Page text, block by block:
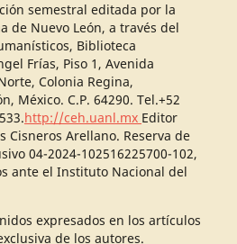
semestral editada por la
de Nuevo León, a través del
Biblioteca
Frías, Piso 1, Avenida
Colonia Regina,
México. C.P. 64290. Tel.+52
http://ceh.uanl.mx Editor
Cisneros Arellano. Reserva de
04-2024-102516225700-102,
ante el Instituto Nacional del
expresados en los artículos
de los autores.